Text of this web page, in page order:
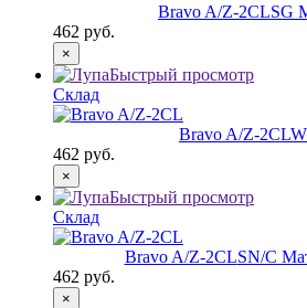
Bravo A/Z-2CLSG
462 руб.
×
Быстрый просмотр
Склад
Bravo A/Z-2CL
462 руб.
×
Быстрый просмотр
Склад
Bravo A/Z-2CLSN/C
462 руб.
×